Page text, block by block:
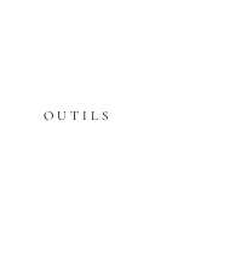
OUTILS